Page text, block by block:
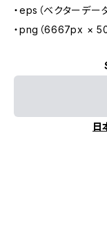
・eps（ベクターデータ
・png（6667px ×
日